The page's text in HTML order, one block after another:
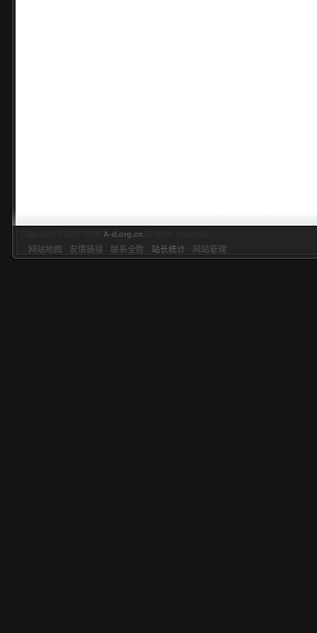
A-d.org.cn
网站地图 友情链接 联系全胜 站长统计 网站管理